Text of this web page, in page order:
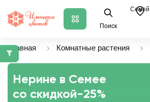
Поиск
Семей
Главная Комнатные растения
Нерине в Семее
со скидкой-25%